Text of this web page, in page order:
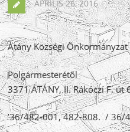
ÁPRILIS 26, 2016
Átány Községi Önkormányzat
Polgármesterétől
3371 ÁTÁNY, II. Rákóczi F. út
’36/482-001, 482-808. / 36/